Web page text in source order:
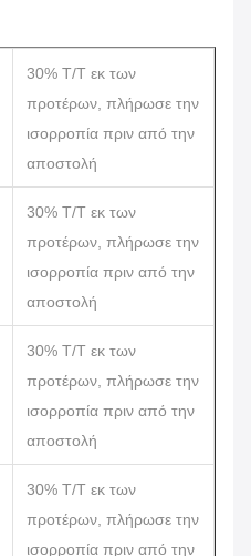
30% T/T εκ των
προτέρων, πλήρωσε την
ισορροπία πριν από την
αποστολή
30% T/T εκ των
προτέρων, πλήρωσε την
ισορροπία πριν από την
αποστολή
30% T/T εκ των
προτέρων, πλήρωσε την
ισορροπία πριν από την
αποστολή
30% T/T εκ των
προτέρων, πλήρωσε την
ισορροπία πριν από την